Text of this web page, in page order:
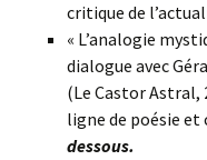
critique de
« L’analogie
dialogue avec
(Le Castor Astral,
ligne de poésie
dessous.